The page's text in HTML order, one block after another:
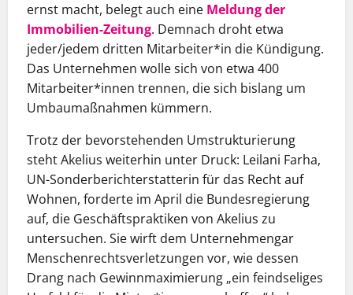
ernst macht, belegt auch eine Meldung der
Immobilien-Zeitung. Demnach droht etwa
jeder/jedem dritten Mitarbeiter*in die Kündigung.
Das Unternehmen wolle sich von etwa 400
Mitarbeiter*innen trennen, die sich bislang um
Umbaumaßnahmen kümmern.
Trotz der bevorstehenden Umstrukturierung
steht Akelius weiterhin unter Druck: Leilani Farha,
UN-Sonderberichterstatterin für das Recht auf
Wohnen, forderte im April die Bundesregierung
auf, die Geschäftspraktiken von Akelius zu
untersuchen. Sie wirft dem Unternehmengar
Menschenrechtsverletzungen vor, wie dessen
Drang nach Gewinnmaximierung „ein feindseliges